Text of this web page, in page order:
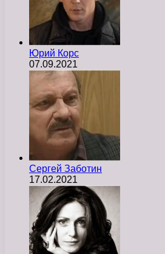
Юрий Корс
07.09.2021
Сергей Заботин
17.02.2021